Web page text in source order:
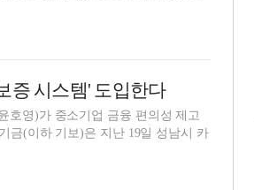
증 시스템' 도입한다
호영)가 중소기업 금융 편의성 제고
금(이하 기보)은 지난 19일 성남시 카